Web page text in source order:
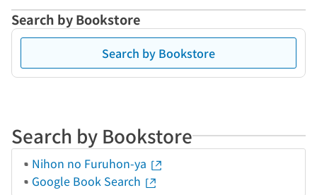
Search by Bookstore
Search by Bookstore
Search by Bookstore
Nihon no Furuhon-ya
Google Book Search